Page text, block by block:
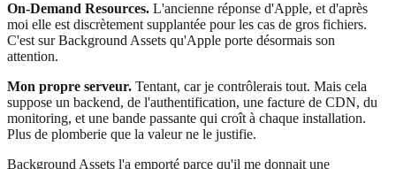
On-Demand Resources. L'ancienne réponse d'Apple, et d'après
moi elle est discrètement supplantée pour les cas de gros fichiers.
C'est sur Background Assets qu'Apple porte désormais son
attention.
Mon propre serveur. Tentant, car je contrôlerais tout. Mais cela
suppose un backend, de l'authentification, une facture de CDN, du
monitoring, et une bande passante qui croît à chaque installation.
Plus de plomberie que la valeur ne le justifie.
Background Assets l'a emporté parce qu'il me donnait une